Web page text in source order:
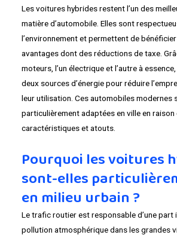
Les voitures hybrides restent l’un des
matière d’automobile. Elles sont
l’environnement et permettent de
avantages dont des réductions de taxe.
moteurs, l’un électrique et l’autre à
deux sources d’énergie pour réduire
leur utilisation. Ces automobiles modernes
particulièrement adaptées en ville en raison
caractéristiques et atouts.
Pourquoi les voitures
sont-elles
en milieu urbain ?
Le trafic routier est responsable d’une part
pollution atmosphérique dans les grandes